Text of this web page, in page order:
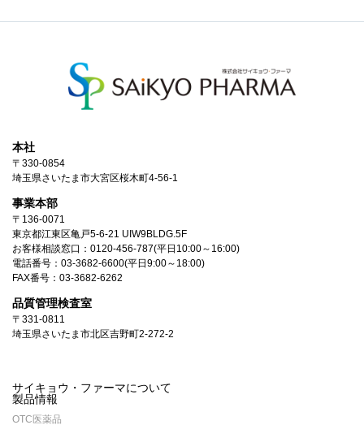
本社
〒330-0854
埼玉県さいたま市大宮区桜木町4-56-1
事業本部
〒136-0071
東京都江東区亀戸5-6-21 UIW9BLDG.5F
お客様相談窓口： 0120-456-787(平日10:00～16:00)
電話番号： 03-3682-6600(平日9:00～18:00)
FAX番号：03-3682-6262
品質管理検査室
〒331-0811
埼玉県さいたま市北区吉野町2-272-2
サイキョウ・ファーマについて
製品情報
OTC医薬品